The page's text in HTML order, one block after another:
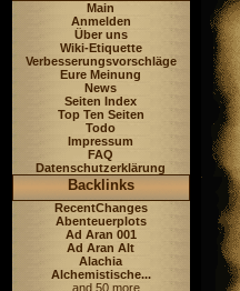
Main
Anmelden
Über uns
Wiki-Etiquette
Verbesserungsvorschläge
Eure Meinung
News
Seiten Index
Top Ten Seiten
Todo
Impressum
FAQ
Datenschutzerklärung
Backlinks
RecentChanges
Abenteuerplots
Ad Aran 001
Ad Aran Alt
Alachia
Alchemistische...
...and 50 more